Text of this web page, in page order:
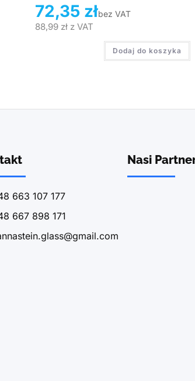
72,35 złbez VAT
88,99 złz VAT
Dodaj do koszyka
663 107 177
667 898 171
Nasi